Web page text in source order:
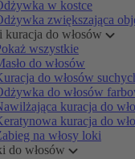
w kostce
zwiększająca
kuracja do włosów
wszystkie
do włosów
do włosów
do włosów
kuracja do
kuracja do
na włosy loki
do włosów